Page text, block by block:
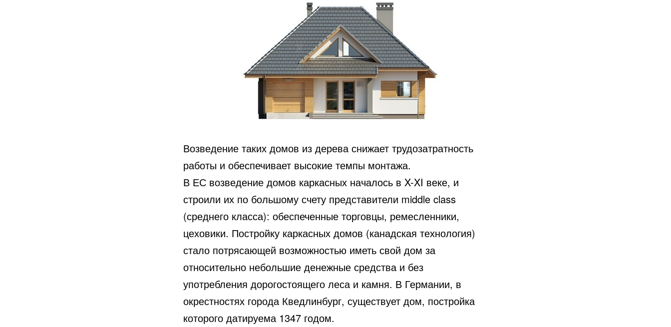
Возведение таких домов из дерева снижает трудозатратность
работы и обеспечивает высокие темпы монтажа.
В ЕС возведение домов каркасных началось в X-XI веке, и
строили их по большому счету представители middle class
(среднего класса): обеспеченные торговцы, ремесленники,
цеховики. Постройку каркасных домов (канадская технология)
стало потрясающей возможностью иметь свой дом за
относительно небольшие денежные средства и без
употребления дорогостоящего леса и камня. В Германии, в
окрестностях города Кведлинбург, существует дом, постройка
которого датируема 1347 годом.